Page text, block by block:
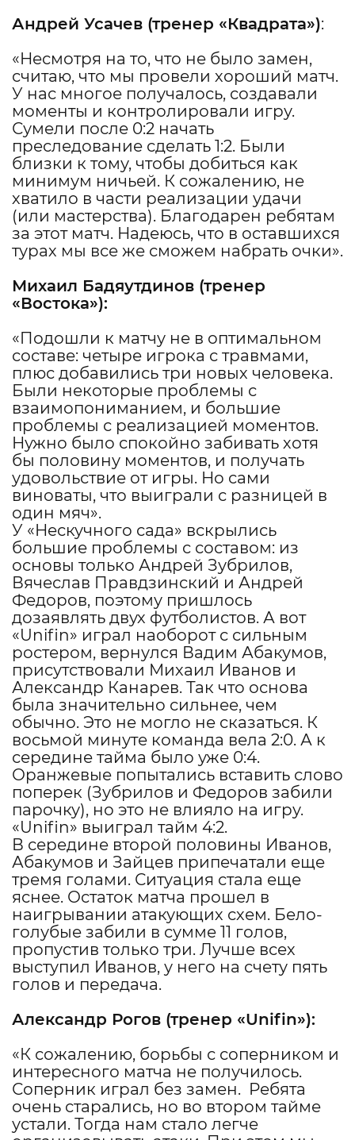
Андрей Усачев (тренер «Квадрата»):
«Несмотря на то, что не было замен,
считаю, что мы провели хороший матч.
У нас многое получалось, создавали
моменты и контролировали игру.
Сумели после 0:2 начать
преследование сделать 1:2. Были
близки к тому, чтобы добиться как
минимум ничьей. К сожалению, не
хватило в части реализации удачи
(или мастерства). Благодарен ребятам
за этот матч. Надеюсь, что в оставшихся
турах мы все же сможем набрать очки».
Михаил Бадяутдинов (тренер
«Востока»):
«Подошли к матчу не в оптимальном
составе: четыре игрока с травмами,
плюс добавились три новых человека.
Были некоторые проблемы с
взаимопониманием, и большие
проблемы с реализацией моментов.
Нужно было спокойно забивать хотя
бы половину моментов, и получать
удовольствие от игры. Но сами
виноваты, что выиграли с разницей в
один мяч».
У «Нескучного сада» вскрылись
большие проблемы с составом: из
основы только Андрей Зубрилов,
Вячеслав Правдзинский и Андрей
Федоров, поэтому пришлось
дозаявлять двух футболистов. А вот
«Unifin» играл наоборот с сильным
ростером, вернулся Вадим Абакумов,
присутствовали Михаил Иванов и
Александр Канарев. Так что основа
была значительно сильнее, чем
обычно. Это не могло не сказаться. К
восьмой минуте команда вела 2:0. А к
середине тайма было уже 0:4.
Оранжевые попытались вставить слово
поперек (Зубрилов и Федоров забили
парочку), но это не влияло на игру.
«Unifin» выиграл тайм 4:2.
В середине второй половины Иванов,
Абакумов и Зайцев припечатали еще
тремя голами. Ситуация стала еще
яснее. Остаток матча прошел в
наигрывании атакующих схем. Бело-
голубые забили в сумме 11 голов,
пропустив только три. Лучше всех
выступил Иванов, у него на счету пять
голов и передача.
Александр Рогов (тренер «Unifin»):
«К сожалению, борьбы с соперником и
интересного матча не получилось.
Соперник играл без замен. Ребята
очень старались, но во втором тайме
устали. Тогда нам стало легче